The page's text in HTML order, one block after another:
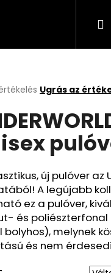
Ugrás az
új pulóver az
A legújabb
ez a pulóver,
és poliészterfonal
bolyhos), melynek
és nem